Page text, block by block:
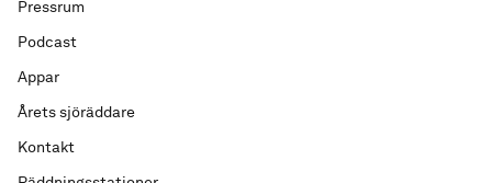
Pressrum
Podcast
Appar
Årets sjöräddare
Kontakt